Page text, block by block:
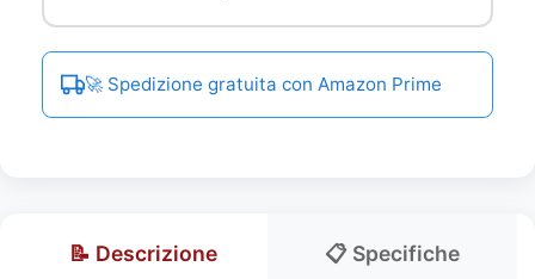
🚀 Spedizione gratuita con Amazon Prime
📝 Descrizione 📋 Specifiche